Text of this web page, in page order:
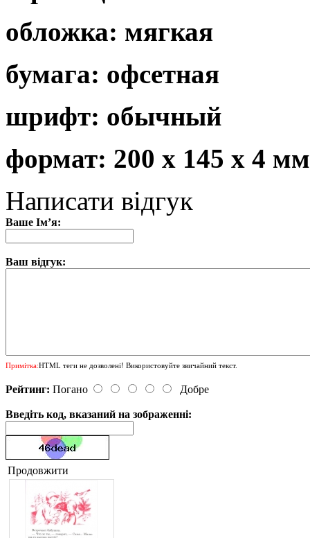
обложка: мягкая
бумага: офсетная
шрифт: обычный
формат: 200 х 145 х 4 мм
Написати відгук
Ваше Ім’я:
Ваш відгук:
Примітка:HTML теги не дозволені! Використовуйте звичайний текст.
Рейтинг: Погано Добре
Введіть код, вказаний на зображенні:
Продовжити